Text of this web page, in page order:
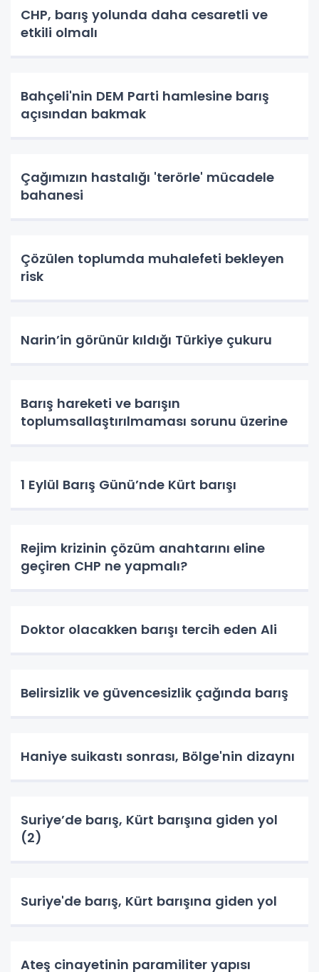
CHP, barış yolunda daha cesaretli ve
etkili olmalı
Bahçeli'nin DEM Parti hamlesine barış
açısından bakmak
Çağımızın hastalığı 'terörle' mücadele
bahanesi
Çözülen toplumda muhalefeti bekleyen
risk
Narin’in görünür kıldığı Türkiye çukuru
Barış hareketi ve barışın
toplumsallaştırılmaması sorunu üzerine
1 Eylül Barış Günü’nde Kürt barışı
Rejim krizinin çözüm anahtarını eline
geçiren CHP ne yapmalı?
Doktor olacakken barışı tercih eden Ali
Belirsizlik ve güvencesizlik çağında barış
Haniye suikastı sonrası, Bölge'nin dizaynı
Suriye’de barış, Kürt barışına giden yol
(2)
Suriye'de barış, Kürt barışına giden yol
Ateş cinayetinin paramiliter yapısı